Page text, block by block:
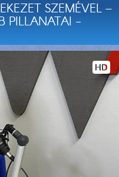
SZEMÉVEL –
PILLANATAI -